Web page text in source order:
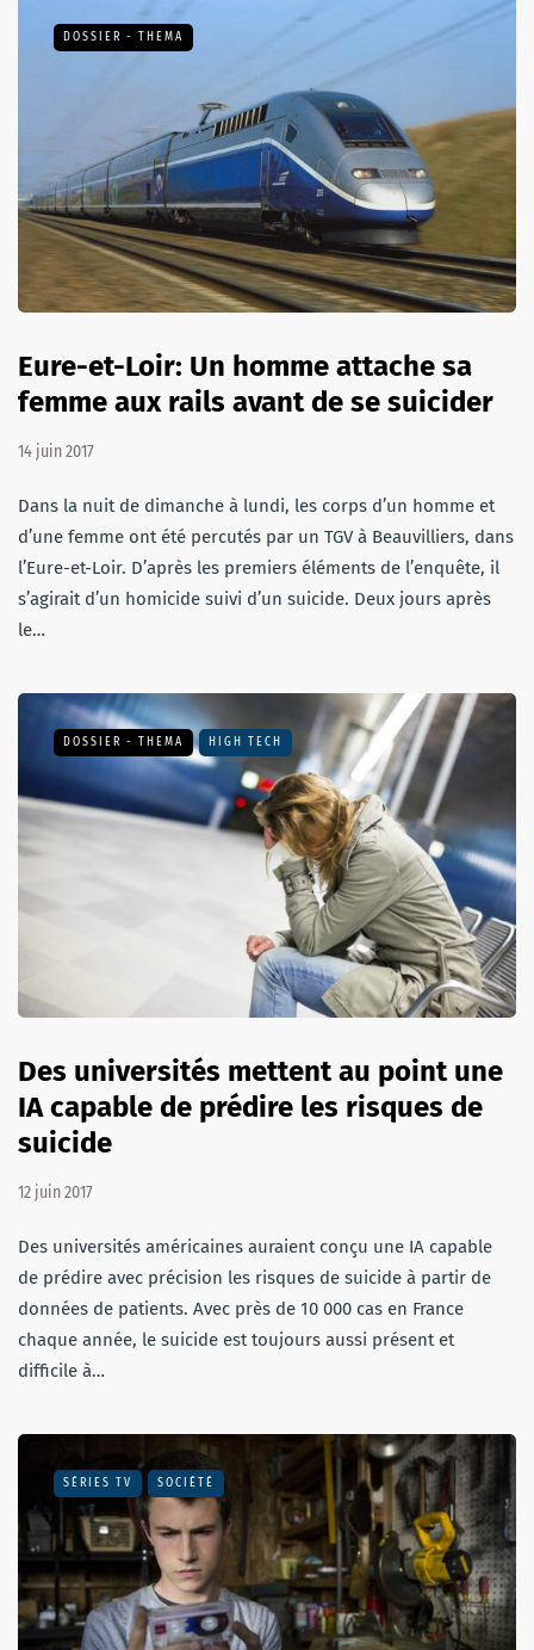
DOSSIER - THEMA
Eure-et-Loir: Un homme attache sa
femme aux rails avant de se suicider
14 juin 2017
Dans la nuit de dimanche à lundi, les corps d’un homme et
d’une femme ont été percutés par un TGV à Beauvilliers, dans
l’Eure-et-Loir. D’après les premiers éléments de l’enquête, il
s’agirait d’un homicide suivi d’un suicide. Deux jours après
le…
DOSSIER - THEMA HIGH TECH
Des universités mettent au point une
IA capable de prédire les risques de
suicide
12 juin 2017
Des universités américaines auraient conçu une IA capable
de prédire avec précision les risques de suicide à partir de
données de patients. Avec près de 10 000 cas en France
chaque année, le suicide est toujours aussi présent et
difficile à…
SÉRIES TV SOCIÉTÉ